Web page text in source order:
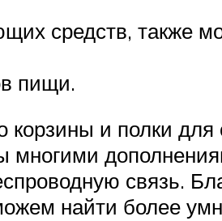
средств, также
пищи.
корзины и полки для
многими
связь.
найти более